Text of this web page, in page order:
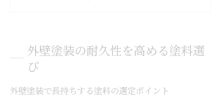
外壁塗装に強い塗料の特長と選び方を解説
長持ちする外壁塗装のポイント解説
外壁塗装の劣化を防ぐための日常メンテ術
外壁塗装の耐久性を高める塗料選
び
外壁塗装で長持ちする塗料の選定ポイント